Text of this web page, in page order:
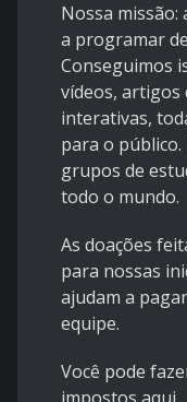
Nossa missão:
a programar
Conseguimos
vídeos, artigos
interativas,
para o
grupos de
todo o mundo.
As doações
para nossas
ajudam a
equipe.
Você pode